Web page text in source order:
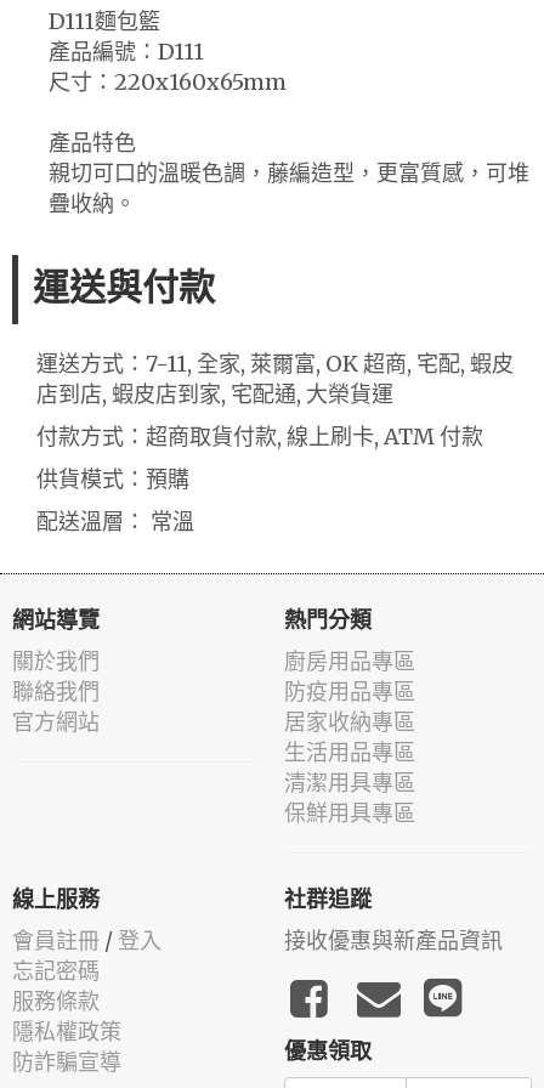
D111麵包籃
產品編號：D111
尺寸：220x160x65mm
產品特色
親切可口的溫暖色調，藤編造型，更富質感，可堆
疊收納。
運送與付款
運送方式：7-11, 全家, 萊爾富, OK 超商, 宅配, 蝦皮
店到店, 蝦皮店到家, 宅配通, 大榮貨運
付款方式：超商取貨付款, 線上刷卡, ATM 付款
供貨模式：預購
配送溫層： 常溫
網站導覽
關於我們
聯絡我們
官方網站
熱門分類
廚房用品專區
防疫用品專區
居家收納專區
生活用品專區
清潔用具專區
保鮮用具專區
線上服務
會員註冊 / 登入
忘記密碼
服務條款
隱私權政策
防詐騙宣導
社群追蹤
接收優惠與新產品資訊
優惠領取